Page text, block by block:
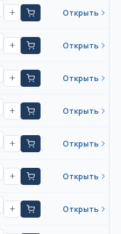
+ Открыть
+ Открыть
+ Открыть
+ Открыть
+ Открыть
+ Открыть
+ Открыть